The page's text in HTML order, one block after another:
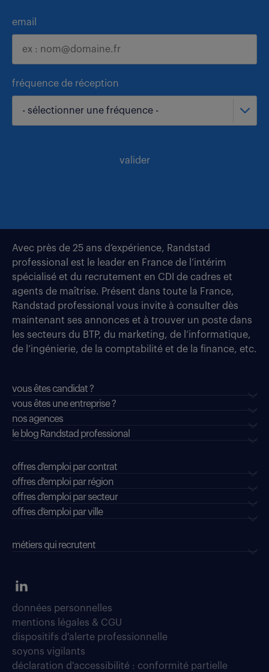
email
fréquence de réception
- sélectionner une fréquence -
valider
Avec près de 25 ans d’expérience, Randstad
professional est le leader en France de l’intérim
spécialisé et du recrutement en CDI de cadres et
agents de maîtrise. Présent dans toute la France,
Randstad professional vous invite à consulter dès
maintenant ses annonces et à trouver un poste dans
les secteurs du BTP, du marketing, de l’informatique,
de l’ingénierie, de la comptabilité et de la finance, etc.
vous êtes candidat ?
vous êtes une entreprise ?
nos agences
le blog Randstad professional
offres d'emploi par contrat
offres d'emploi par région
offres d'emploi par secteur
offres d’emploi par ville
métiers qui recrutent
données personnelles
mentions légales & CGU
dispositifs d'alerte professionnelle
soyons vigilants
déclaration d'accessibilité : conformité partielle